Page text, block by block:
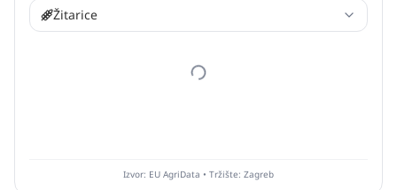
Žitarice
Izvor: EU AgriData • Tržište: Zagreb